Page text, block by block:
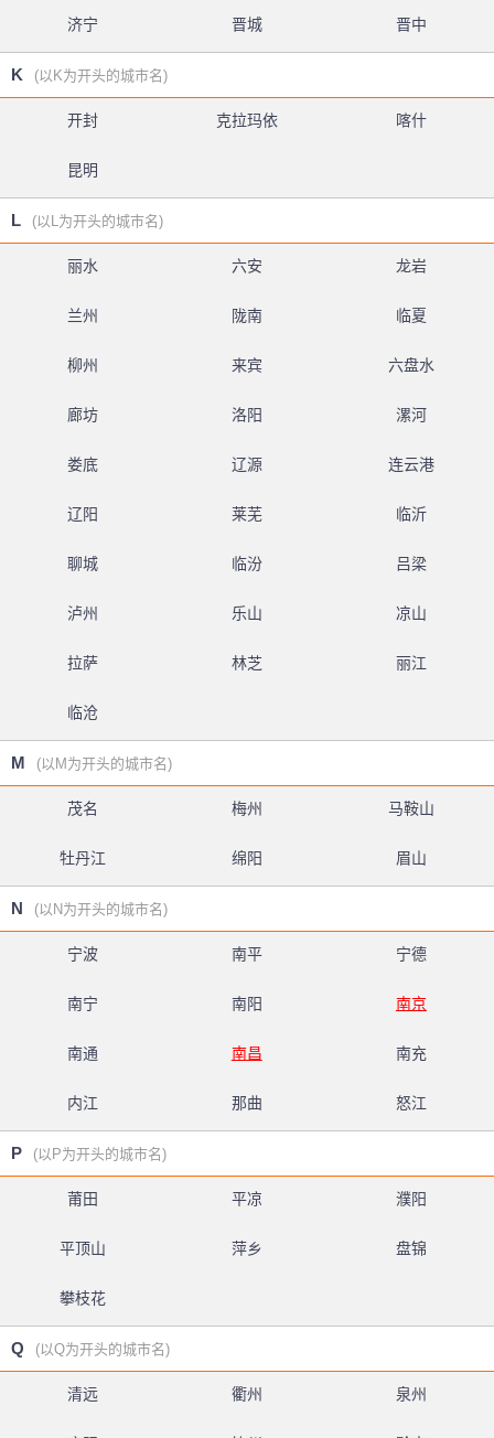
济宁 晋城 晋中
K (以K为开头的城市名)
开封 克拉玛依 喀什
昆明
L (以L为开头的城市名)
丽水 六安 龙岩
兰州 陇南 临夏
柳州 来宾 六盘水
廊坊 洛阳 漯河
娄底 辽源 连云港
辽阳 莱芜 临沂
聊城 临汾 吕梁
泸州 乐山 凉山
拉萨 林芝 丽江
临沧
M (以M为开头的城市名)
茂名 梅州 马鞍山
牡丹江 绵阳 眉山
N (以N为开头的城市名)
宁波 南平 宁德
南宁 南阳 南京
南通 南昌 南充
内江 那曲 怒江
P (以P为开头的城市名)
莆田 平凉 濮阳
平顶山 萍乡 盘锦
攀枝花
Q (以Q为开头的城市名)
清远 衢州 泉州